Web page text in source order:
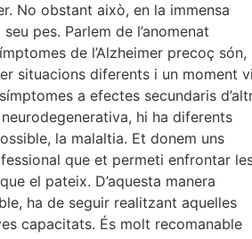
No obstant això, en la immensa
pes. Parlem de l’anomenat
de l’Alzheimer precoç són,
situacions diferents i un moment
a efectes secundaris
hi ha diferents
la malaltia. Et donem uns
que et permeti enfrontar
el pateix. D’aquesta manera
ha de seguir realitzant aquelles
capacitats. És molt recomanable